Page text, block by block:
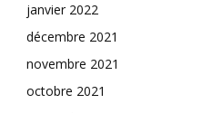
janvier 2022
décembre 2021
novembre 2021
octobre 2021